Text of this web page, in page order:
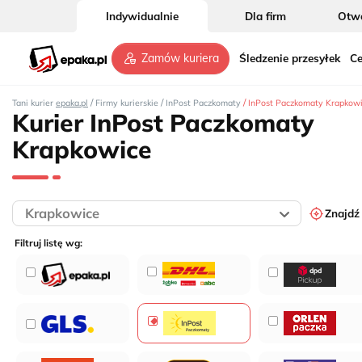
Indywidualnie Dla firm
Zamów kuriera Śledzenie przesyłek
Tani kurier epaka.pl / Firmy kurierskie / InPost Paczkomaty / InPost Paczkomaty
Kurier InPost Paczkomaty
Krapkowice
Filtruj listę wg:
2